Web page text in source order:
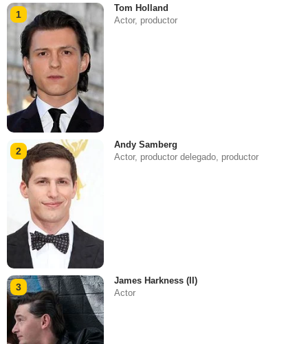
1
Tom Holland
Actor, productor
2
Andy Samberg
Actor, productor delegado, productor
3
James Harkness (II)
Actor